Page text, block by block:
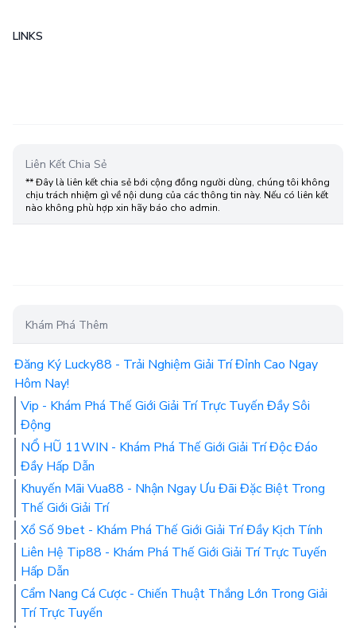
LINKS
Liên Kết Chia Sẻ
** Đây là liên kết chia sẻ bới cộng đồng người dùng, chúng tôi không
chịu trách nhiệm gì về nội dung của các thông tin này. Nếu có liên kết
nào không phù hợp xin hãy báo cho admin.
Khám Phá Thêm
Đăng Ký Lucky88 - Trải Nghiệm Giải Trí Đỉnh Cao Ngay
Hôm Nay!
Vip - Khám Phá Thế Giới Giải Trí Trực Tuyến Đầy Sôi
Động
NỔ HŨ 11WIN - Khám Phá Thế Giới Giải Trí Độc Đáo
Đầy Hấp Dẫn
Khuyến Mãi Vua88 - Nhận Ngay Ưu Đãi Đặc Biệt Trong
Thế Giới Giải Trí
Xổ Số 9bet - Khám Phá Thế Giới Giải Trí Đầy Kịch Tính
Liên Hệ Tip88 - Khám Phá Thế Giới Giải Trí Trực Tuyến
Hấp Dẫn
Cẩm Nang Cá Cược - Chiến Thuật Thắng Lớn Trong Giải
Trí Trực Tuyến